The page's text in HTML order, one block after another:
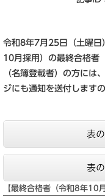
令和8年7月25日（土曜日
10月採用）の最終合格者
（名簿登載者）の方には
ジにも通知を送付します
表
表
【最終合格者（令和8年10